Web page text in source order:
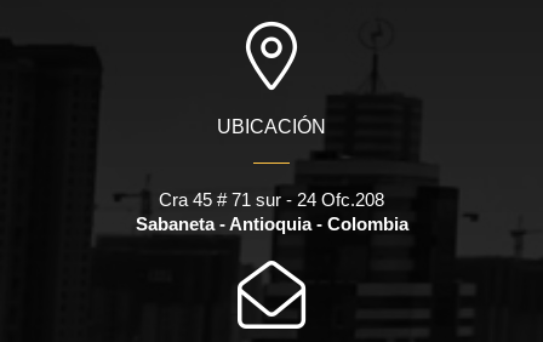
UBICACIÓN
Cra 45 # 71 sur - 24 Ofc.208
Sabaneta - Antioquia - Colombia